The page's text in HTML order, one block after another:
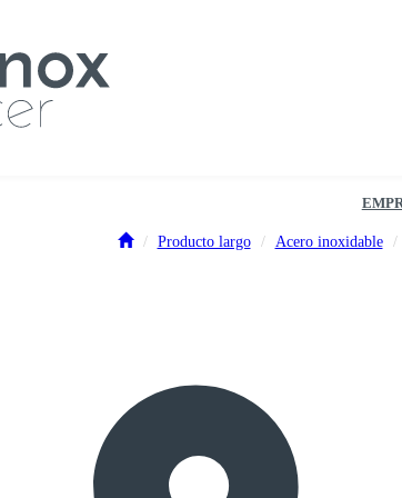
Producto largo Acero inoxidable